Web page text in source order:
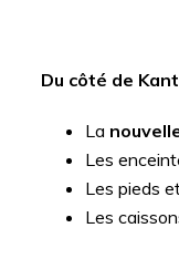
Du côté de
La
Les
Les pieds
Les